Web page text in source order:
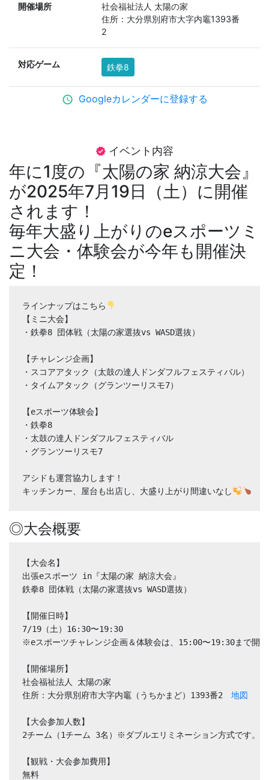
開催場所
社会福祉法人 太陽の家
住所：大分県別府市大字内竈1393番
2
対応ゲーム 鉄拳8
schedule Googleカレンダーに登録する
verified イベント内容
年に1度の『太陽の家 納涼大会』
が2025年7月19日（土）に開催
されます！
毎年大盛り上がりのeスポーツミ
ニ大会・体験会が今年も開催決
定！
ラインナップはこちら
【ミニ大会】
・鉄拳8 団体戦（太陽の家選抜vs WASD選抜）
【チャレンジ企画】
・スコアアタック（太鼓の達人ドンダフルフェスティバル）
・タイムアタック（グランツーリスモ7）
【eスポーツ体験会】
・鉄拳8
・太鼓の達人ドンダフルフェスティバル
・グランツーリスモ7
アシドも運営協力します！
キッチンカー、屋台も出店し、大盛り上がり間違いなし
◎大会概要
【大会名】
出張eスポーツ in『太陽の家 納涼大会』
鉄拳8 団体戦（太陽の家選抜vs WASD選抜）
【開催日時】
7/19（土）16:30〜19:30
※eスポーツチャレンジ企画＆体験会は、15:00〜19:30まで開
【開催場所】
社会福祉法人 太陽の家
住所：大分県別府市大字内竈（うちかまど）1393番2 地図
【大会参加人数】
2チーム（1チーム 3名）※ダブルエリミネーション方式です。
【観戦・大会参加費用】
無料